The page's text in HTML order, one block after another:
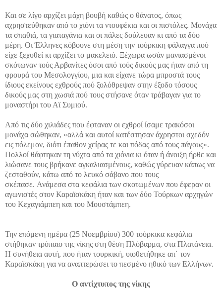
Και σε λίγο αρχίζει μάχη βουβή καθώς ο θάνατος, όπως
αχρηστεύθηκαν από το χιόνι τα ντουφέκια και οι πιστόλες. Μονάχα
τα σπαθιά, τα γιαταγάνια και οι πάλες δούλευαν κι από τα δύο
μέρη. Οι Έλληνες κόβουνε στη μέση την τούρκικη φάλαγγα πού
είχε ξεχυθεί κι αρχίζει το μακελειό. Ξέχωρα ωσάν μανιασμένοι
σκότωναν τούς Αρβανίτες όσοι από τούς δικούς μας ήταν από τη
φρουρά του Μεσολογγίου, μια και είχανε τώρα μπροστά τους
ίδιους εκείνους εχθρούς πού ξολόθρεψαν στην έξοδο τόσους
δικούς μας στη χωσιά πού τους στήσανε όταν τράβαγαν για το
μοναστήρι του Αϊ Συμιού.
Από τις δύο χιλιάδες που έφταναν οι εχθροί ίσαμε τρακόσοι
μονάχα σώθηκαν, «αλλά και αυτοί κατέστησαν άχρηστοι σχεδόν
εις πόλεμον, διότι έπαθον χείρας τε και πόδας από τους πάγους».
Πολλοί θάφτηκαν τη νύχτα από τα χιόνια κι όταν ή άνοιξη ήρθε και
λιώσανε τους βρήκανε αγκαλιασμένους, καθώς γύρευαν κάπως να
ζεσταθούν, κάτω από το λευκό σάβανο που τους
σκέπασε. Ανάμεσα στα κεφάλια των σκοτωμένων που έφεραν οι
αγωνιστές στον Καραϊσκάκη ήταν και των δύο Τούρκων αρχηγών
του Κεχαγιάμπεη και του Μουστάμπεη.
Την επόμενη ημέρα (25 Νοεμβρίου) 300 τούρκικα κεφάλια
στήθηκαν τρόπαιο της νίκης στη θέση Πλόβαρμα, στα Πλατάνεια.
Η συνήθεια αυτή, που ήταν τουρκική, υιοθετήθηκε απ΄ τον
Καραϊσκάκη για να αναπτερώσει το πεσμένο ηθικό των Ελλήνων.
Ο αντίχτυπος της νίκης